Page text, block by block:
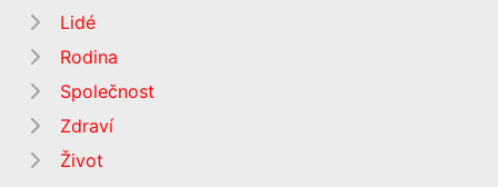
Lidé
Rodina
Společnost
Zdraví
Život